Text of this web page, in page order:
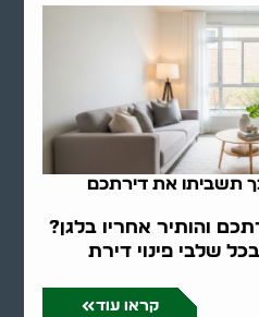
תשביתו את דירתכם
והותיר אחריו בלגן?
שלבי פינוי דירת
קראו עוד